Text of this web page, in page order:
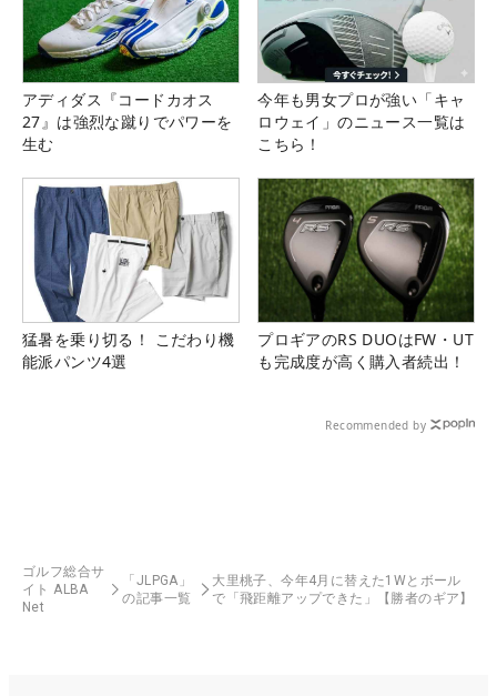
アディダス『コードカオス
27』は強烈な蹴りでパワーを
生む
今年も男女プロが強い「キャ
ロウェイ」のニュース一覧は
こちら！
猛暑を乗り切る！ こだわり機
能派パンツ4選
プロギアのRS DUOはFW・UT
も完成度が高く購入者続出！
Recommended by
ゴルフ総合サ
イト ALBA
Net
「JLPGA」
の記事一覧
大里桃子、今年4月に替えた1Wとボール
で「飛距離アップできた」【勝者のギア】